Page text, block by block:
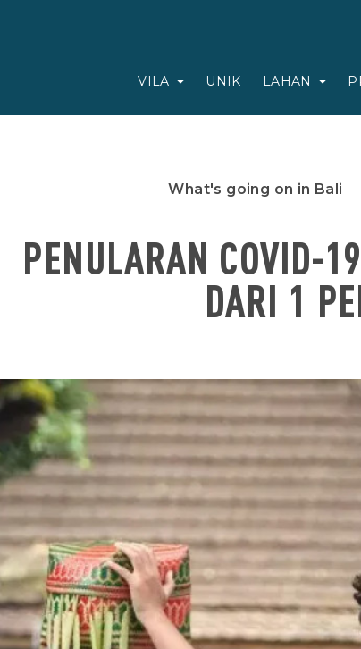
VILA UNIK LAHAN
What's going on in Bali
PENULARAN COVID-
DARI 1